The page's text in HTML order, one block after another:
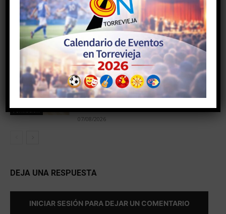
Eventos
El Ayuntamiento de Torrevieja
reorganiza la programación del 15 de
agosto y suspende el tradicional Desfile
de Verano
07/08/2026
Formación
Torrevieja impulsa el empleo con la
contratación de 55 personas
desempleadas gracias a seis programas
municipales
07/08/2026
DEJA UNA RESPUESTA
INICIAR SESIÓN PARA DEJAR UN COMENTARIO